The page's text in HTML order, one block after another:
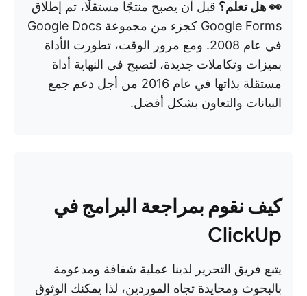
👀 هل تعلم؟ قبل أن يصبح منتجًا مستقلًا، تم إطلاق
Google Forms كجزء من مجموعة Google Docs
في عام 2008. ومع مرور الوقت، تطورت الأداة
بميزات وتكاملات جديدة، لتصبح في النهاية أداة
مستقلة بذاتها في عام 2016 من أجل دعم جمع
البيانات والتعاون بشكل أفضل.
كيف نقوم بمراجعة البرامج في
ClickUp
يتبع فريق التحرير لدينا عملية شفافة ومدعومة
بالبحوث ومحايدة تجاه الموردين، لذا يمكنك الوثوق